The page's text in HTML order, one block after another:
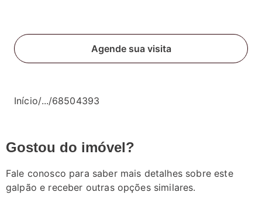
Agende sua visita
Início/.../68504393
Gostou do imóvel?
Fale conosco para saber mais detalhes sobre este
galpão e receber outras opções similares.